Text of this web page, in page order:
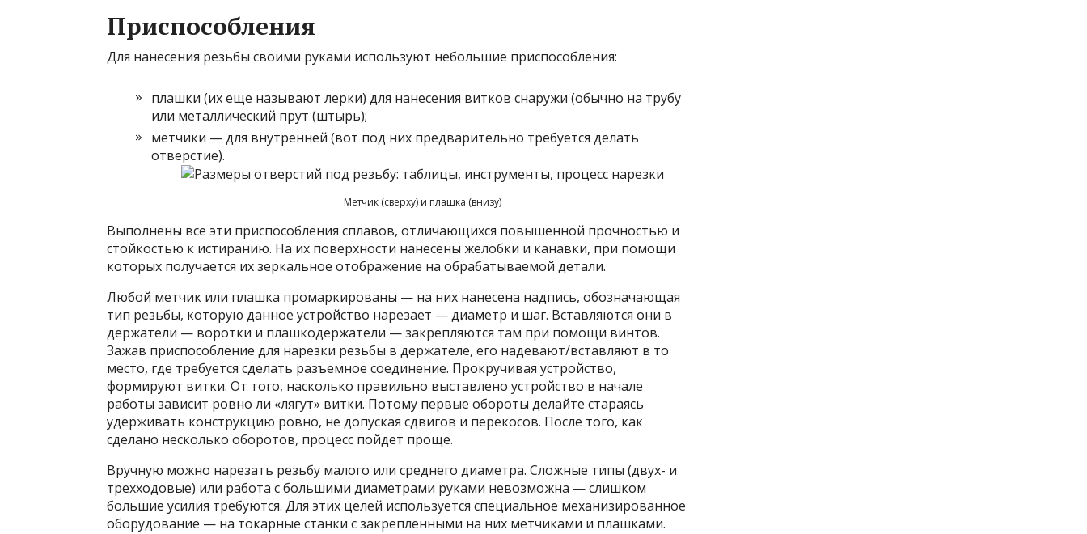
Приспособления
Для нанесения резьбы своими руками используют небольшие приспособления:
плашки (их еще называют лерки) для нанесения витков снаружи (обычно на трубу
или металлический прут (штырь);
метчики — для внутренней (вот под них предварительно требуется делать
отверстие).
Метчик (сверху) и плашка (внизу)
Выполнены все эти приспособления сплавов, отличающихся повышенной прочностью и
стойкостью к истиранию. На их поверхности нанесены желобки и канавки, при помощи
которых получается их зеркальное отображение на обрабатываемой детали.
Любой метчик или плашка промаркированы — на них нанесена надпись, обозначающая
тип резьбы, которую данное устройство нарезает — диаметр и шаг. Вставляются они в
держатели — воротки и плашкодержатели — закрепляются там при помощи винтов.
Зажав приспособление для нарезки резьбы в держателе, его надевают/вставляют в то
место, где требуется сделать разъемное соединение. Прокручивая устройство,
формируют витки. От того, насколько правильно выставлено устройство в начале
работы зависит ровно ли «лягут» витки. Потому первые обороты делайте стараясь
удерживать конструкцию ровно, не допуская сдвигов и перекосов. После того, как
сделано несколько оборотов, процесс пойдет проще.
Вручную можно нарезать резьбу малого или среднего диаметра. Сложные типы (двух- и
трехходовые) или работа с большими диаметрами руками невозможна — слишком
большие усилия требуются. Для этих целей используется специальное механизированное
оборудование — на токарные станки с закрепленными на них метчиками и плашками.